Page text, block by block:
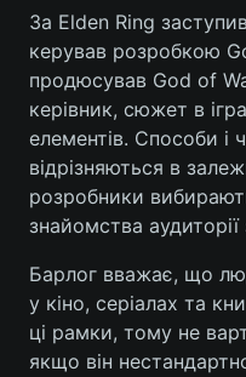
За Elden Ring
керував розробкою
продюсував God of
керівник, сюжет в
елементів. Способи і
відрізняються в
розробники
знайомства
Барлог вважає, що
у кіно, серіалах та
ці рамки, тому не
якщо він